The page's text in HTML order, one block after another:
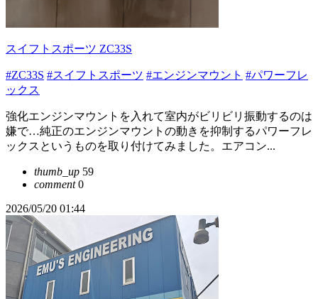
スイフトスポーツ ZC33S
#ZC33S #スイフトスポーツ #エンジンマウント #パワーフレ
ックス
強化エンジンマウントを入れて室内がビリビリ振動するのは
嫌で…純正のエンジンマウントの動きを抑制するパワーフレ
ックスというものを取り付けてみました。エアコン...
thumb_up 59
comment0
2026/05/20 01:44